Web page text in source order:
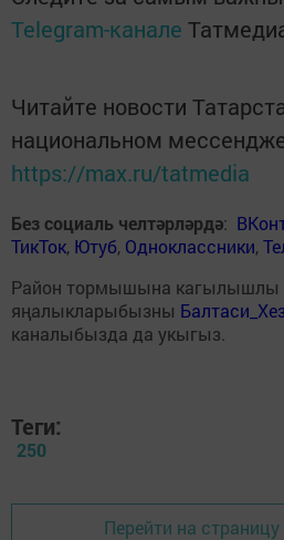
Telegram-канале
Читайте новости
национальном
https://max.ru/tatmedia
Без социаль челтәрләрдә:
ТикТок, Ютуб, Одноклассники,
Район тормышына кагылышлы
яңалыкларыбызны
каналыбызда да укыгыз.
Теги:
250
Перейти на